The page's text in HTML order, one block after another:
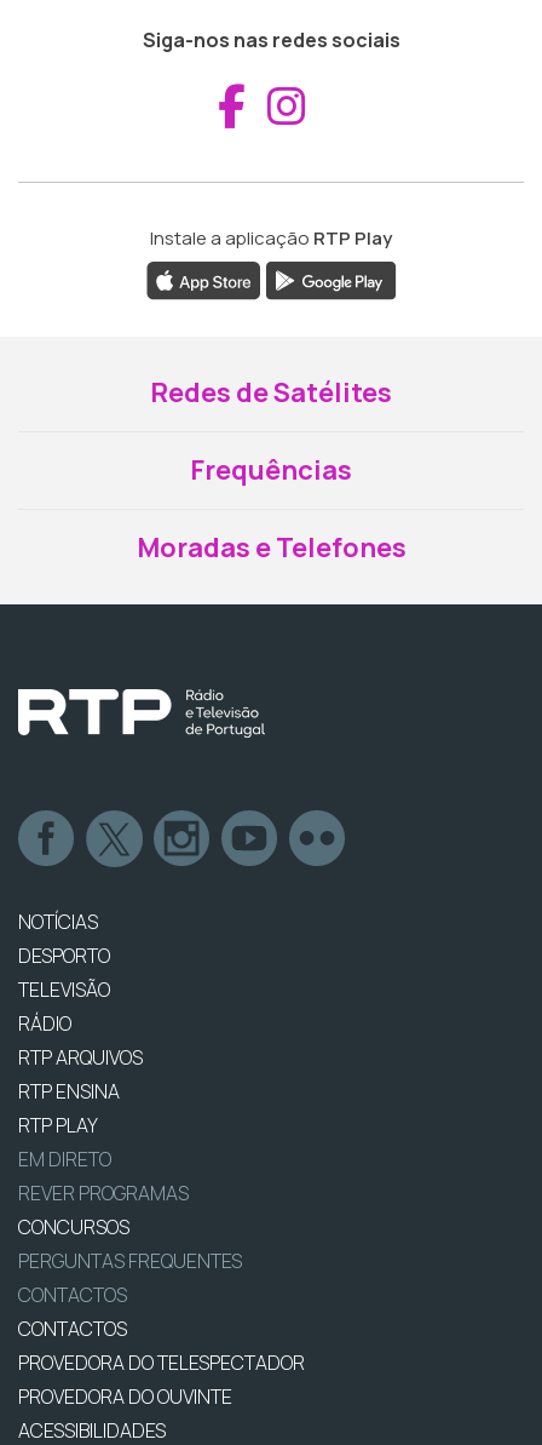
Siga-nos nas redes sociais
Aceder ao
Instale a aplicação RTP Play
Redes de Satélites
Frequências
Moradas e Telefones
NOTÍCIAS
DESPORTO
TELEVISÃO
RÁDIO
RTP ARQUIVOS
RTP ENSINA
RTP PLAY
EM DIRETO
REVER PROGRAMAS
CONCURSOS
PERGUNTAS FREQUENTES
CONTACTOS
CONTACTOS
PROVEDORA DO TELESPECTADOR
PROVEDORA DO OUVINTE
ACESSIBILIDADES